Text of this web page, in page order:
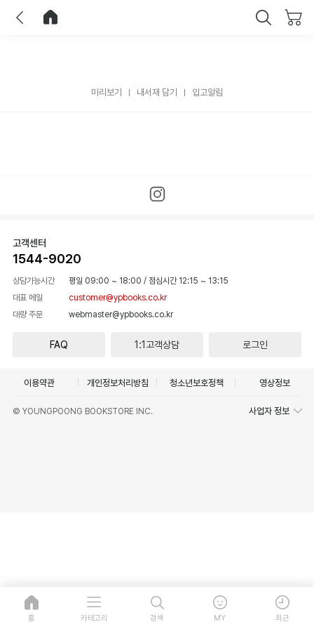
미리보기 내서재 담기 입고알림
고객센터
1544-9020
상담가능시간 평일 09:00 ~ 18:00 / 점심시간 12:15 ~ 13:15
대표 메일
customer@ypbooks.co.kr
대량 주문
webmaster@ypbooks.co.kr
FAQ 1:1고객상담 로그인
이용약관 개인정보처리방침 청소년보호정책 영상정보
© YOUNGPOONG BOOKSTORE INC. 사업자 정보
홈 카테고리 검색 MY 최근